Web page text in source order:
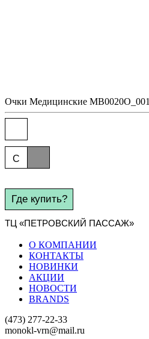
Очки Медицинские MB0020O_001
C
Где купить?
ТЦ «ПЕТРОВСКИЙ ПАССАЖ»
О КОМПАНИИ
КОНТАКТЫ
НОВИНКИ
АКЦИИ
НОВОСТИ
BRANDS
(473) 277-22-33
monokl-vrn@mail.ru